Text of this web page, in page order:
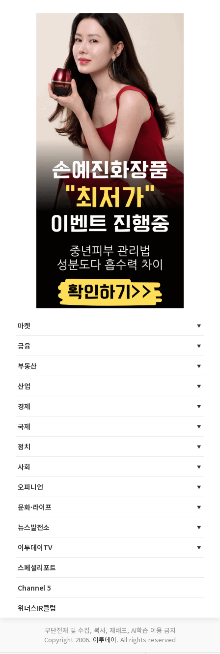
마켓
금융
부동산
산업
경제
국제
정치
사회
오피니언
문화·라이프
뉴스발전소
이투데이TV
스페셜리포트
Channel 5
위너스IR클럽
무단전재 및 수집, 복사, 재배포, AI학습 이용 금지
Copyright 2006. 이투데이. All rights reserved